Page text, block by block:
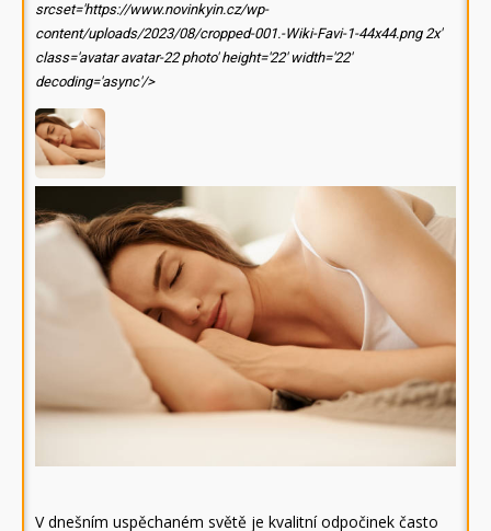
srcset='https://www.novinkyin.cz/wp-
content/uploads/2023/08/cropped-001.-Wiki-Favi-1-44x44.png 2x'
class='avatar avatar-22 photo' height='22' width='22'
decoding='async'/>
V dnešním uspěchaném světě je kvalitní odpočinek často